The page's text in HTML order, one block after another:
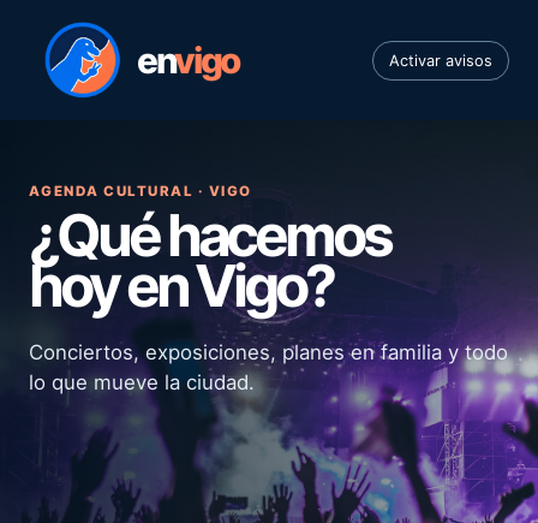
envigo Activar avisos
AGENDA CULTURAL · VIGO
¿Qué hacemos
hoy en Vigo?
Conciertos, exposiciones, planes en familia y todo
lo que mueve la ciudad.